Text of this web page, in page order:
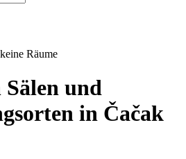
Räume
und
in Čačak